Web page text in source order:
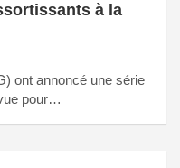
à la
ont annoncé une série
pour…